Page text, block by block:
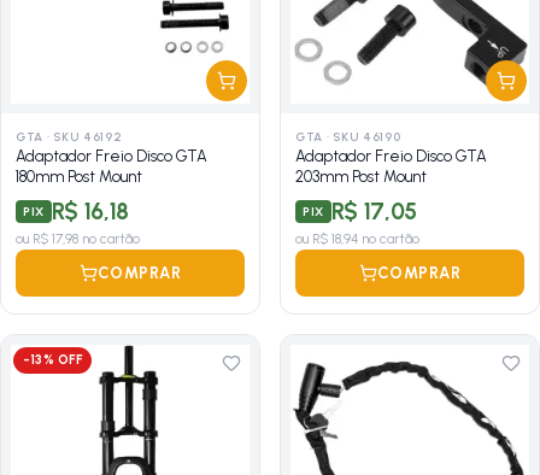
GTA · SKU 46192
Adaptador Freio Disco GTA
180mm Post Mount
PIX R$ 16,18
ou R$ 17,98 no cartão
COMPRAR
GTA · SKU 46190
Adaptador Freio Disco GTA
203mm Post Mount
PIX R$ 17,05
ou R$ 18,94 no cartão
COMPRAR
-13% OFF